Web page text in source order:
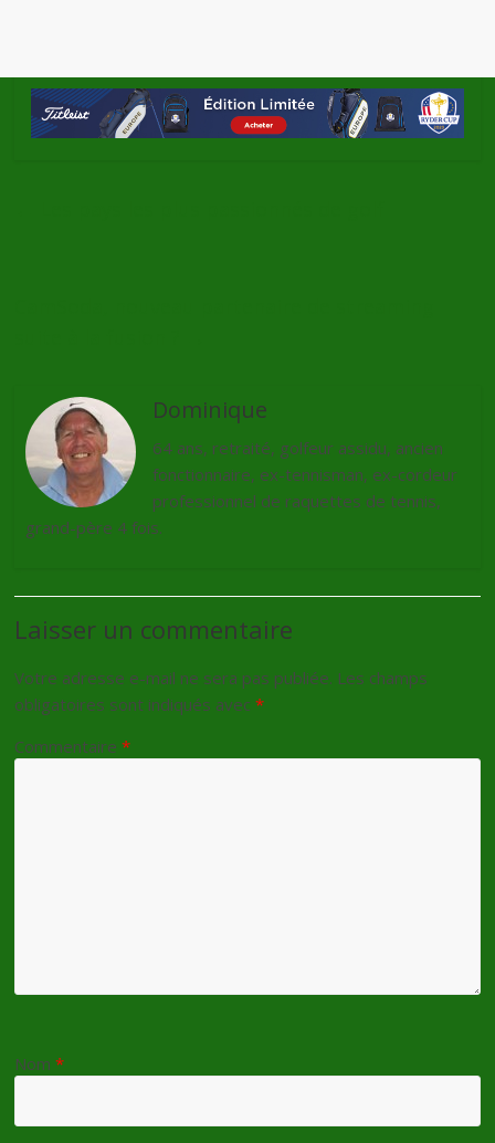
Dominique
64 ans, retraité, golfeur assidu, ancien
fonctionnaire, ex-tennisman, ex-cordeur
professionnel de raquettes de tennis,
grand-père 4 fois.
Laisser un commentaire
Votre adresse e-mail ne sera pas publiée. Les champs
obligatoires sont indiqués avec*
Commentaire*
Nom*